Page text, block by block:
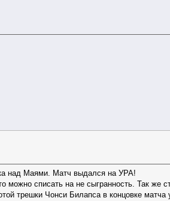
над Маями. Матч выдался на УРА!
можно списать на не сыгранность. Так же
трешки Чонси Билапса в концовке матча